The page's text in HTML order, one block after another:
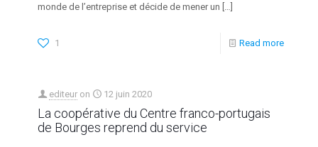
monde de l’entreprise et décide de mener un […]
1 Read more
editeur on 12 juin 2020
La coopérative du Centre franco-portugais
de Bourges reprend du service